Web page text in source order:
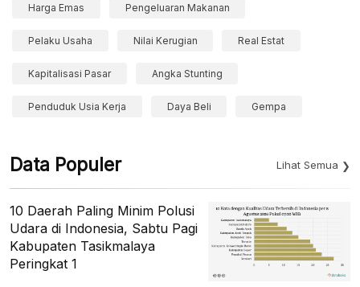
Harga Emas Pengeluaran Makanan
Pelaku Usaha Nilai Kerugian Real Estat
Kapitalisasi Pasar Angka Stunting
Penduduk Usia Kerja Daya Beli Gempa
Data Populer Lihat Semua
10 Daerah Paling Minim Polusi
Udara di Indonesia, Sabtu Pagi
Kabupaten Tasikmalaya
Peringkat 1